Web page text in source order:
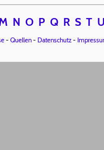
N O P Q R S T U
- Quellen- Datenschutz-